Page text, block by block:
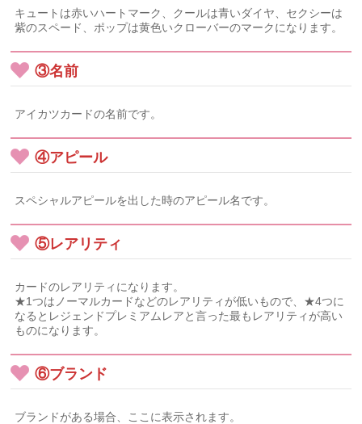
キュートは赤いハートマーク、クールは青いダイヤ、セクシーは
紫のスペード、ポップは黄色いクローバーのマークになります。
③名前
アイカツカードの名前です。
④アピール
スペシャルアピールを出した時のアピール名です。
⑤レアリティ
カードのレアリティになります。
★1つはノーマルカードなどのレアリティが低いもので、★4つに
なるとレジェンドプレミアムレアと言った最もレアリティが高い
ものになります。
⑥ブランド
ブランドがある場合、ここに表示されます。